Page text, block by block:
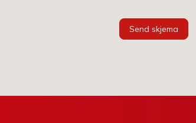
Send skjema